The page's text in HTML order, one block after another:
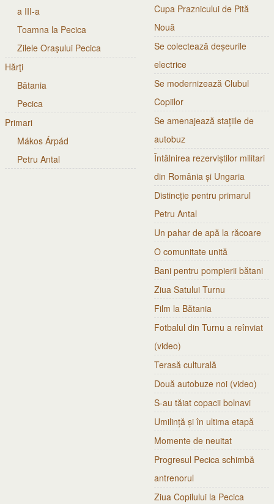
a III-a
Toamna la Pecica
Zilele Oraşului Pecica
Hărţi
Bătania
Pecica
Primari
Mákos Árpád
Petru Antal
Cupa Praznicului de Pită
Nouă
Se colectează deșeurile
electrice
Se modernizează Clubul
Copiilor
Se amenajează stațiile de
autobuz
Întâlnirea rezerviștilor militari
din România și Ungaria
Distincție pentru primarul
Petru Antal
Un pahar de apă la răcoare
O comunitate unită
Bani pentru pompierii bătani
Ziua Satului Turnu
Film la Bătania
Fotbalul din Turnu a reînviat
(video)
Terasă culturală
Două autobuze noi (video)
S-au tăiat copacii bolnavi
Umilință și în ultima etapă
Momente de neuitat
Progresul Pecica schimbă
antrenorul
Ziua Copilului la Pecica